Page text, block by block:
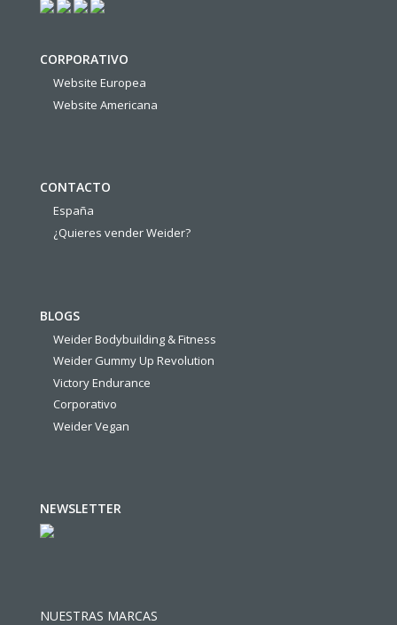
CORPORATIVO
Website Europea
Website Americana
CONTACTO
España
¿Quieres vender Weider?
BLOGS
Weider Bodybuilding & Fitness
Weider Gummy Up Revolution
Victory Endurance
Corporativo
Weider Vegan
NEWSLETTER
NUESTRAS MARCAS